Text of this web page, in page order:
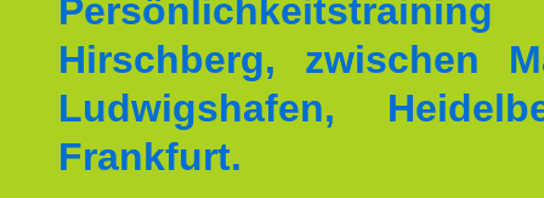
Hirschberg, zwischen
Ludwigshafen,
Frankfurt.